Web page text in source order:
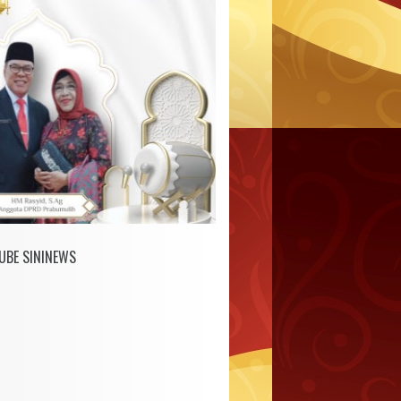
SININEWS